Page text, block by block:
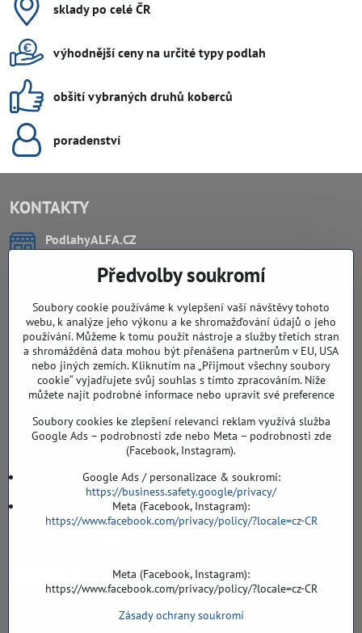
sklady po celé ČR
výhodnější ceny na určité typy podlah
obšití vybraných druhů koberců
poradenství
KONTAKTY
PodlahyALFA​.CZ
Záříčí, ev.č. 54
768 11 Chropyně
DIČ: CZ8103114129
Sklad, vzorkovna PO TELEFONICKÉ DOMLUVĚ
Záříčí ev. č. 54
768 11 Chropyně
608 855 055
podlahyALFA​@seznam​.cz
Předvolby soukromí
Soubory cookie používáme k vylepšení vaší návštěvy tohoto
webu, k analýze jeho výkonu a ke shromažďování údajů o jeho
používání. Můžeme k tomu použít nástroje a služby třetích stran
a shromážděná data mohou být přenášena partnerům v EU, USA
nebo jiných zemích. Kliknutím na „Přijmout všechny soubory
cookie“ vyjadřujete svůj souhlas s tímto zpracováním. Níže
můžete najít podrobné informace nebo upravit své preference
Soubory cookies ke zlepšení relevanci reklam využívá služba
Google Ads – podrobnosti zde nebo Meta – podrobnosti zde
(Facebook, Instagram).
Google Ads / personalizace & soukromí:
https://business.safety.google/privacy/
Meta (Facebook, Instagram):
https://www.facebook.com/privacy/policy/?locale=cz-CR
Meta (Facebook, Instagram):
https://www.facebook.com/privacy/policy/?locale=cz-CR
Zásady ochrany soukromí